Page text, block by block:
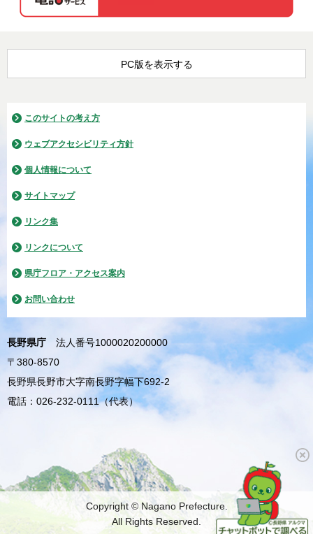
PC版を表示する
このサイトの考え方
ウェブアクセシビリティ方針
個人情報について
サイトマップ
リンク集
リンクについて
県庁フロア・アクセス案内
お問い合わせ
長野県庁
法人番号1000020200000
〒380-8570
長野県長野市大字南長野字幅下692-2
電話：026-232-0111（代表）
Copyright © Nagano Prefecture.
All Rights Reserved.